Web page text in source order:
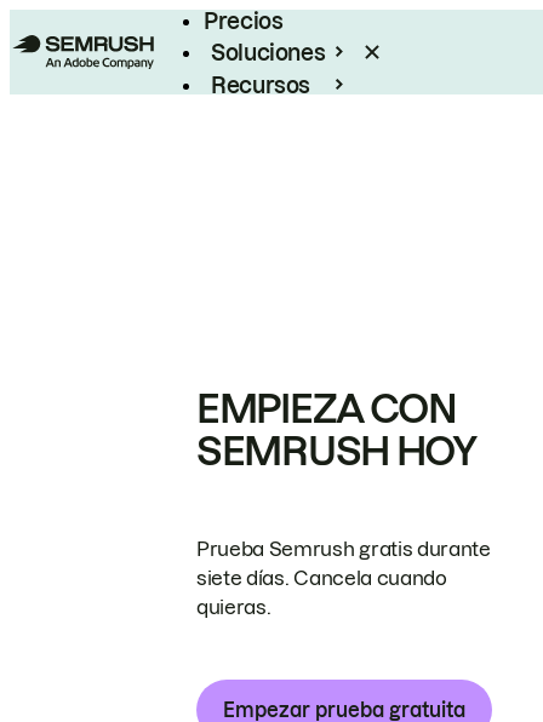
Precios
Soluciones
Recursos
EMPIEZA CON
SEMRUSH HOY
Prueba Semrush gratis durante
siete días. Cancela cuando
quieras.
Empezar prueba gratuita